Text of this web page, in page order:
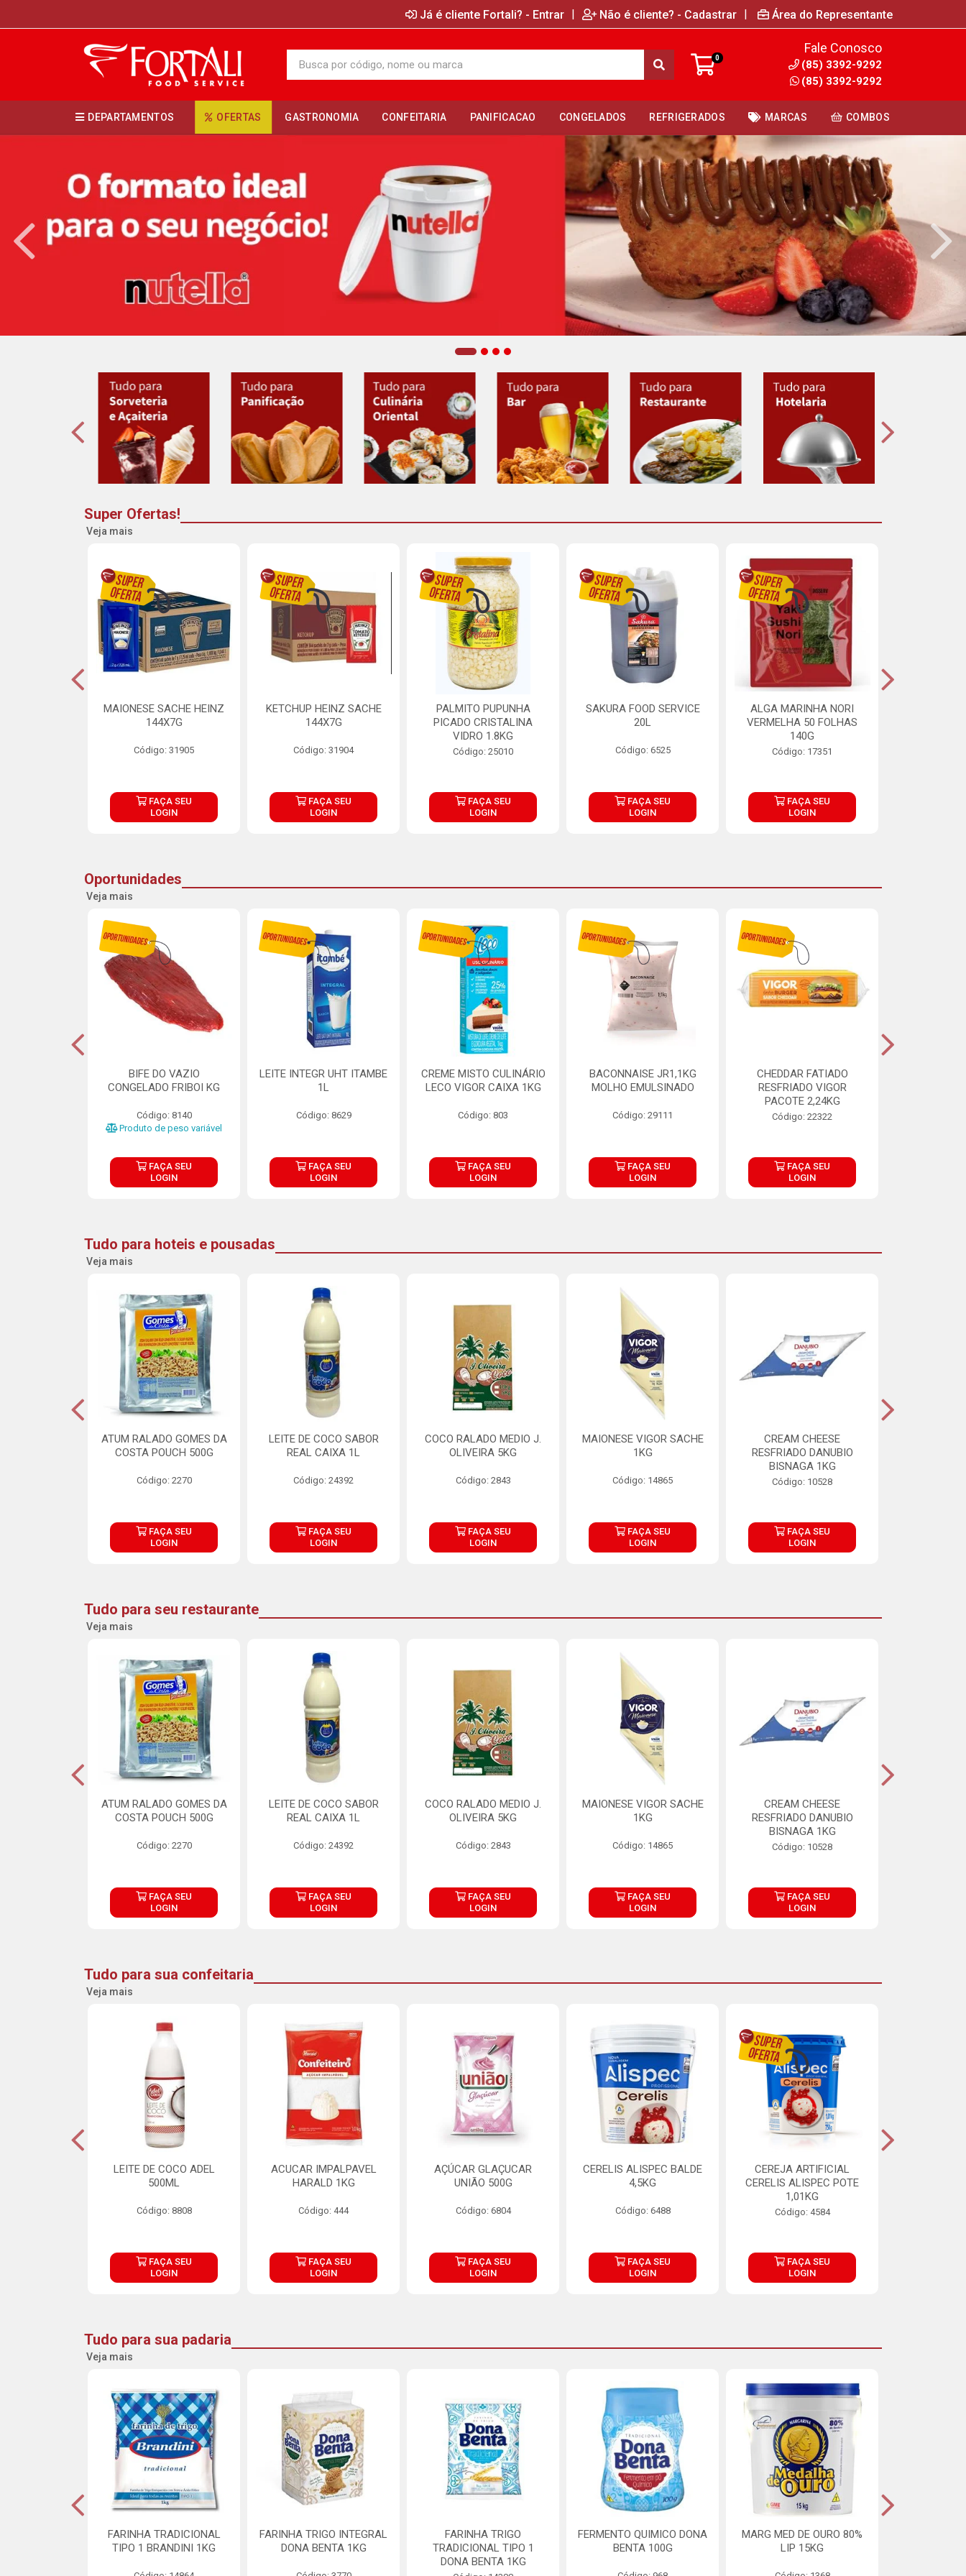
Já é cliente Fortali? - Entrar | Não é cliente? - Cadastrar | Área do Representante
0
Fale Conosco
(85) 3392-9292
(85) 3392-9292
DEPARTAMENTOS OFERTAS GASTRONOMIA CONFEITARIA PANIFICACAO CONGELADOS REFRIGERADOS MARCAS COMBOS
Super Ofertas!
Veja mais
MAIONESE SACHE HEINZ
144X7G
Código: 31905
FAÇA SEU
LOGIN
KETCHUP HEINZ SACHE
144X7G
Código: 31904
FAÇA SEU
LOGIN
PALMITO PUPUNHA
PICADO CRISTALINA
VIDRO 1.8KG
Código: 25010
FAÇA SEU
LOGIN
SAKURA FOOD SERVICE
20L
Código: 6525
FAÇA SEU
LOGIN
ALGA MARINHA NORI
VERMELHA 50 FOLHAS
140G
Código: 17351
FAÇA SEU
LOGIN
Oportunidades
Veja mais
BIFE DO VAZIO
CONGELADO FRIBOI KG
Código: 8140
Produto de peso variável
FAÇA SEU
LOGIN
LEITE INTEGR UHT ITAMBE
1L
Código: 8629
FAÇA SEU
LOGIN
CREME MISTO CULINÁRIO
LECO VIGOR CAIXA 1KG
Código: 803
FAÇA SEU
LOGIN
BACONNAISE JR1,1KG
MOLHO EMULSINADO
Código: 29111
FAÇA SEU
LOGIN
CHEDDAR FATIADO
RESFRIADO VIGOR
PACOTE 2,24KG
Código: 22322
FAÇA SEU
LOGIN
Tudo para hoteis e pousadas
Veja mais
ATUM RALADO GOMES DA
COSTA POUCH 500G
Código: 2270
FAÇA SEU
LOGIN
LEITE DE COCO SABOR
REAL CAIXA 1L
Código: 24392
FAÇA SEU
LOGIN
COCO RALADO MEDIO J.
OLIVEIRA 5KG
Código: 2843
FAÇA SEU
LOGIN
MAIONESE VIGOR SACHE
1KG
Código: 14865
FAÇA SEU
LOGIN
CREAM CHEESE
RESFRIADO DANUBIO
BISNAGA 1KG
Código: 10528
FAÇA SEU
LOGIN
Tudo para seu restaurante
Veja mais
ATUM RALADO GOMES DA
COSTA POUCH 500G
Código: 2270
FAÇA SEU
LOGIN
LEITE DE COCO SABOR
REAL CAIXA 1L
Código: 24392
FAÇA SEU
LOGIN
COCO RALADO MEDIO J.
OLIVEIRA 5KG
Código: 2843
FAÇA SEU
LOGIN
MAIONESE VIGOR SACHE
1KG
Código: 14865
FAÇA SEU
LOGIN
CREAM CHEESE
RESFRIADO DANUBIO
BISNAGA 1KG
Código: 10528
FAÇA SEU
LOGIN
Tudo para sua confeitaria
Veja mais
LEITE DE COCO ADEL
500ML
Código: 8808
FAÇA SEU
LOGIN
ACUCAR IMPALPAVEL
HARALD 1KG
Código: 444
FAÇA SEU
LOGIN
AÇÚCAR GLAÇUCAR
UNIÃO 500G
Código: 6804
FAÇA SEU
LOGIN
CERELIS ALISPEC BALDE
4,5KG
Código: 6488
FAÇA SEU
LOGIN
CEREJA ARTIFICIAL
CERELIS ALISPEC POTE
1,01KG
Código: 4584
FAÇA SEU
LOGIN
Tudo para sua padaria
Veja mais
FARINHA TRADICIONAL
TIPO 1 BRANDINI 1KG
FARINHA TRIGO INTEGRAL
DONA BENTA 1KG
FARINHA TRIGO
TRADICIONAL TIPO 1
DONA BENTA 1KG
FERMENTO QUIMICO DONA
BENTA 100G
MARG MED DE OURO 80%
LIP 15KG